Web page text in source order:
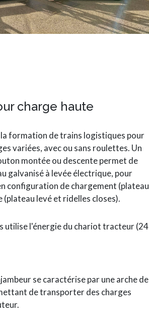
charge haute
la formation de trains logistiques pour
variées, avec ou sans roulettes. Un
montée ou descente permet de
galvanisé à levée électrique, pour
configuration de chargement (plateau
(plateau levé et ridelles closes).
utilise l'énergie du chariot tracteur (24
se caractérise par une arche de
de transporter des charges